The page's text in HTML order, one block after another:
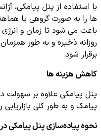
با استفاده از پنل پیامکی،
ها را به صورت گروهی یا
باعث می شود تا زمان و
روزانه ذخیره و به طور
برقرار شود.
کاهش هزینه ها
پنل پیامکی علاوه بر سهولت
پیامک و به طور کلی
نحوه پیاده‌سازی پنل پیامکی